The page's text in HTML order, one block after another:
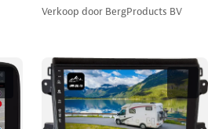
Verkoop door BergProducts BV